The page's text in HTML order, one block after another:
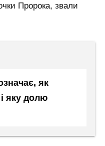
Пророка, звали
як
яку долю